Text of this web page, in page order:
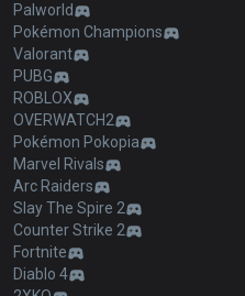
Palworld
Pokémon Champions
Valorant
PUBG
ROBLOX
OVERWATCH2
Pokémon Pokopia
Marvel Rivals
Arc Raiders
Slay The Spire 2
Counter Strike 2
Fortnite
Diablo 4